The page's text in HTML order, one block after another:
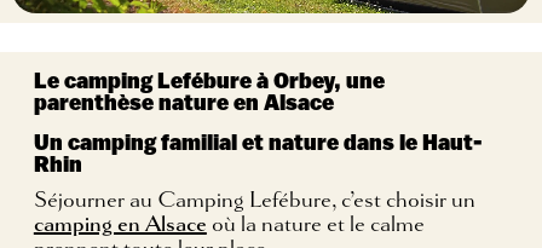
Le camping Lefébure à Orbey, une
parenthèse nature en Alsace
Un camping familial et nature dans le Haut-
Rhin
Séjourner au Camping Lefébure, c’est choisir un
camping en Alsace où la nature et le calme